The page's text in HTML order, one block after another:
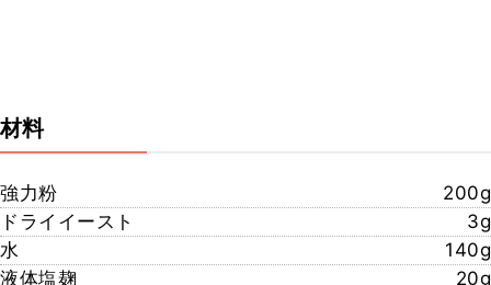
材料
強力粉
200g
ドライイースト
3g
水
140g
液体塩麹
20g